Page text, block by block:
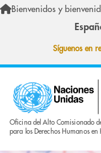
Pasar al contenido
Bienvenidos y
Síguenos en
Oficina del Alto Comisionado
para los Derechos Humanos